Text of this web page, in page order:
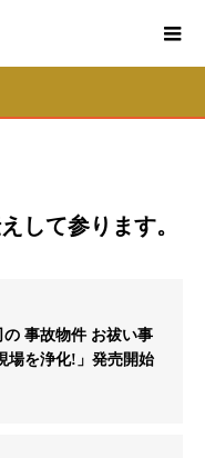
して参ります。
事故物件 お祓い事
場を浄化!」発売開始